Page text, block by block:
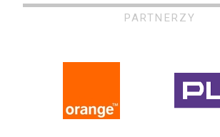
PARTNERZY